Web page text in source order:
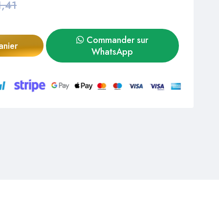
Commander sur
WhatsApp